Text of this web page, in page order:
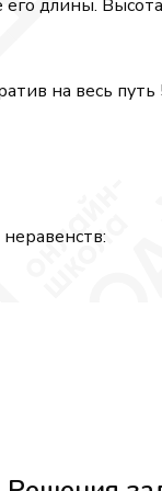
длины.
на весь